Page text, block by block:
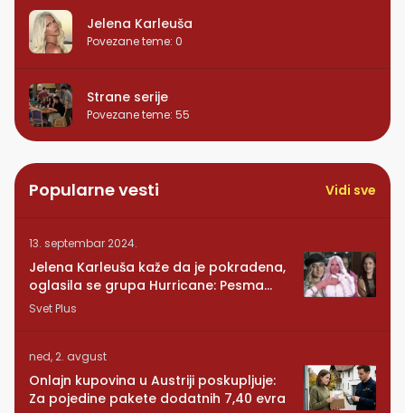
Jelena Karleuša
Povezane teme: 0
Strane serije
Povezane teme: 55
Popularne vesti Vidi sve
13. septembar 2024.
Jelena Karleuša kaže da je pokradena,
oglasila se grupa Hurricane: Pesma
RUNDE je naša!
Svet Plus
ned, 2. avgust
Onlajn kupovina u Austriji poskupljuje:
Za pojedine pakete dodatnih 7,40 evra